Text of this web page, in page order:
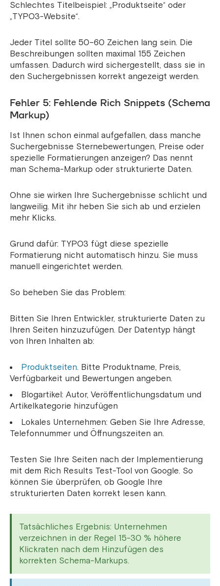
Schlechtes Titelbeispiel: „Produktseite“ oder
„TYPO3-Website“.
Jeder Titel sollte 50–60 Zeichen lang sein. Die
Beschreibungen sollten maximal 155 Zeichen
umfassen. Dadurch wird sichergestellt, dass sie in
den Suchergebnissen korrekt angezeigt werden.
Fehler 5: Fehlende Rich Snippets (Schema
Markup)
Ist Ihnen schon einmal aufgefallen, dass manche
Suchergebnisse Sternebewertungen, Preise oder
spezielle Formatierungen anzeigen? Das nennt
man Schema-Markup oder strukturierte Daten.
Ohne sie wirken Ihre Suchergebnisse schlicht und
langweilig. Mit ihr heben Sie sich ab und erzielen
mehr Klicks.
Grund dafür: TYPO3 fügt diese spezielle
Formatierung nicht automatisch hinzu. Sie muss
manuell eingerichtet werden.
So beheben Sie das Problem:
Bitten Sie Ihren Entwickler, strukturierte Daten zu
Ihren Seiten hinzuzufügen. Der Datentyp hängt
von Ihren Inhalten ab:
Produktseiten. Bitte Produktname, Preis,
Verfügbarkeit und Bewertungen angeben.
Blogartikel: Autor, Veröffentlichungsdatum und
Artikelkategorie hinzufügen
Lokales Unternehmen: Geben Sie Ihre Adresse,
Telefonnummer und Öffnungszeiten an.
Testen Sie Ihre Seiten nach der Implementierung
mit dem Rich Results Test-Tool von Google. So
können Sie überprüfen, ob Google Ihre
strukturierten Daten korrekt lesen kann.
Tatsächliches Ergebnis: Unternehmen
verzeichnen in der Regel 15-30 % höhere
Klickraten nach dem Hinzufügen des
korrekten Schema-Markups.